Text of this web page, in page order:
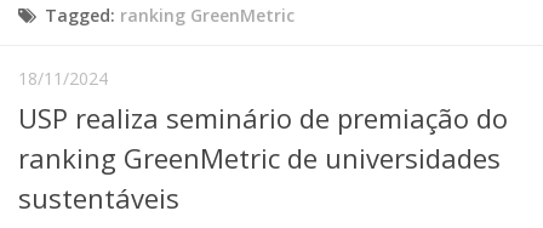
Escola, Institutos e Órgãos
Núcleos e Comissões
Telefones e Mapas
Pessoas
Graduação
Tagged: ranking GreenMetric
18/11/2024
USP realiza seminário de premiação do
ranking GreenMetric de universidades
sustentáveis